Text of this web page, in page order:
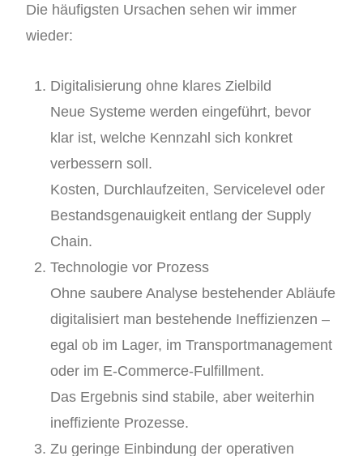
Die häufigsten Ursachen sehen wir immer
wieder:
Digitalisierung ohne klares Zielbild
Neue Systeme werden eingeführt, bevor
klar ist, welche Kennzahl sich konkret
verbessern soll.
Kosten, Durchlaufzeiten, Servicelevel oder
Bestandsgenauigkeit entlang der Supply
Chain.
Technologie vor Prozess
Ohne saubere Analyse bestehender Abläufe
digitalisiert man bestehende Ineffizienzen –
egal ob im Lager, im Transportmanagement
oder im E-Commerce-Fulfillment.
Das Ergebnis sind stabile, aber weiterhin
ineffiziente Prozesse.
Zu geringe Einbindung der operativen